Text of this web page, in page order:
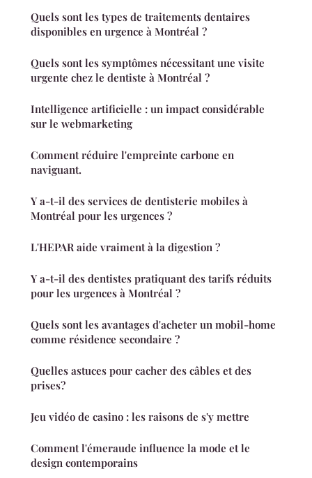
Quels sont les types de traitements dentaires
disponibles en urgence à Montréal ?
Quels sont les symptômes nécessitant une visite
urgente chez le dentiste à Montréal ?
Intelligence artificielle : un impact considérable
sur le webmarketing
Comment réduire l'empreinte carbone en
naviguant.
Y a-t-il des services de dentisterie mobiles à
Montréal pour les urgences ?
L'HEPAR aide vraiment à la digestion ?
Y a-t-il des dentistes pratiquant des tarifs réduits
pour les urgences à Montréal ?
Quels sont les avantages d'acheter un mobil-home
comme résidence secondaire ?
Quelles astuces pour cacher des câbles et des
prises?
Jeu vidéo de casino : les raisons de s'y mettre
Comment l'émeraude influence la mode et le
design contemporains